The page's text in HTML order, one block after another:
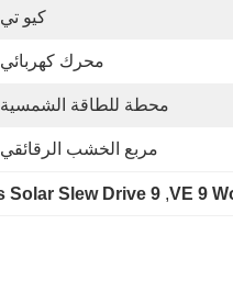
كيو تي
محرك كهربائي
محطة للطاقة الشمسية
مربع الخشب الرقائقي
VE 9
,
9 Inches Solar Slew Drive